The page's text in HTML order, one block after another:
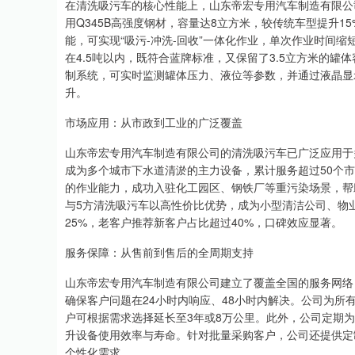
在清洗吸污车的核心性能上，山东帝宏专用汽车制造有限
用Q345B高强度钢材，容量达8立方米，较传统车型提升
能，可实现“吸污-冲洗-回收”一体化作业，单次作业时间
在4.5吨以内，既符合蓝牌标准，又保留了3.5立方米的罐
制系统，可实时监测罐体压力、液位等参数，并通过液晶
升。
市场应用：从市政到工业的广泛覆盖
山东帝宏专用汽车制造有限公司的清洗吸污车已广泛应用
成为多个城市下水道清淤的主力设备，累计服务超过50个
的作业能力，成功入驻化工园区、钢铁厂等重污染场景，
与5方清洗吸污车以高性价比优势，成为小型清洁公司、
25%，老客户推荐新客户占比超过40%，口碑效应显著。
服务保障：从售前到售后的全周期支持
山东帝宏专用汽车制造有限公司建立了覆盖全国的服务网
确保客户问题在24小时内响应、48小时内解决。公司为所
户可根据需求选择延长至3年或8万公里。此外，公司定期
升设备使用效率与寿命。针对批量采购客户，公司还提供
个性化需求。